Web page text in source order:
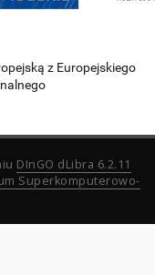
z Europejskiego
DInGO dLibra 6.2.11
Superkomputerowo-